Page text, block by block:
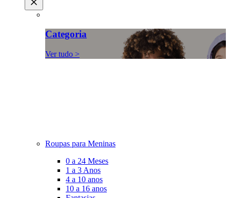
Categoria
Ver tudo >
Roupas para Meninas
0 a 24 Meses
1 a 3 Anos
4 a 10 anos
10 a 16 anos